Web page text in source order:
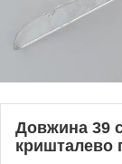
Довжина 39
кришталево